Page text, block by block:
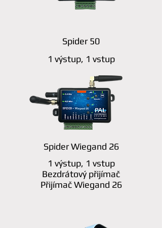
Spider 50
1 výstup, 1 vstup
Spider Wiegand 26
1 výstup, 1 vstup
Bezdrátový přijímač
Přijímač Wiegand 26